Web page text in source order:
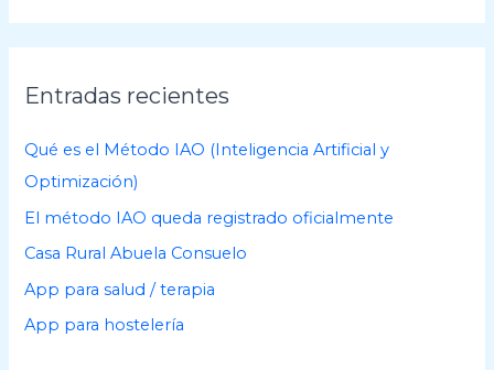
c
h
i
o
s
Entradas recientes
Qué es el Método IAO (Inteligencia Artificial y
Optimización)
El método IAO queda registrado oficialmente
Casa Rural Abuela Consuelo
App para salud / terapia
App para hostelería